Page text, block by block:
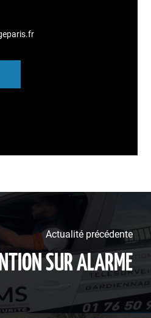
Actualité précédente
SUR ALARME